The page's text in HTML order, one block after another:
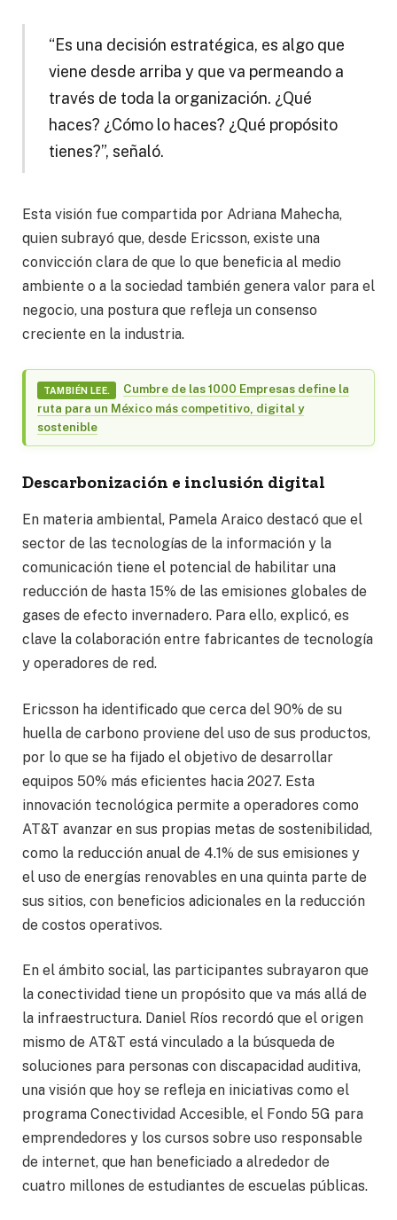
“Es una decisión estratégica, es algo que
viene desde arriba y que va permeando a
través de toda la organización. ¿Qué
haces? ¿Cómo lo haces? ¿Qué propósito
tienes?”, señaló.
Esta visión fue compartida por Adriana Mahecha,
quien subrayó que, desde Ericsson, existe una
convicción clara de que lo que beneficia al medio
ambiente o a la sociedad también genera valor para el
negocio, una postura que refleja un consenso
creciente en la industria.
TAMBIÉN LEE.
Cumbre de las 1000 Empresas define la
ruta para un México más competitivo, digital y
sostenible
Descarbonización e inclusión digital
En materia ambiental, Pamela Araico destacó que el
sector de las tecnologías de la información y la
comunicación tiene el potencial de habilitar una
reducción de hasta 15% de las emisiones globales de
gases de efecto invernadero. Para ello, explicó, es
clave la colaboración entre fabricantes de tecnología
y operadores de red.
Ericsson ha identificado que cerca del 90% de su
huella de carbono proviene del uso de sus productos,
por lo que se ha fijado el objetivo de desarrollar
equipos 50% más eficientes hacia 2027. Esta
innovación tecnológica permite a operadores como
AT&T avanzar en sus propias metas de sostenibilidad,
como la reducción anual de 4.1% de sus emisiones y
el uso de energías renovables en una quinta parte de
sus sitios, con beneficios adicionales en la reducción
de costos operativos.
En el ámbito social, las participantes subrayaron que
la conectividad tiene un propósito que va más allá de
la infraestructura. Daniel Ríos recordó que el origen
mismo de AT&T está vinculado a la búsqueda de
soluciones para personas con discapacidad auditiva,
una visión que hoy se refleja en iniciativas como el
programa Conectividad Accesible, el Fondo 5G para
emprendedores y los cursos sobre uso responsable
de internet, que han beneficiado a alrededor de
cuatro millones de estudiantes de escuelas públicas.